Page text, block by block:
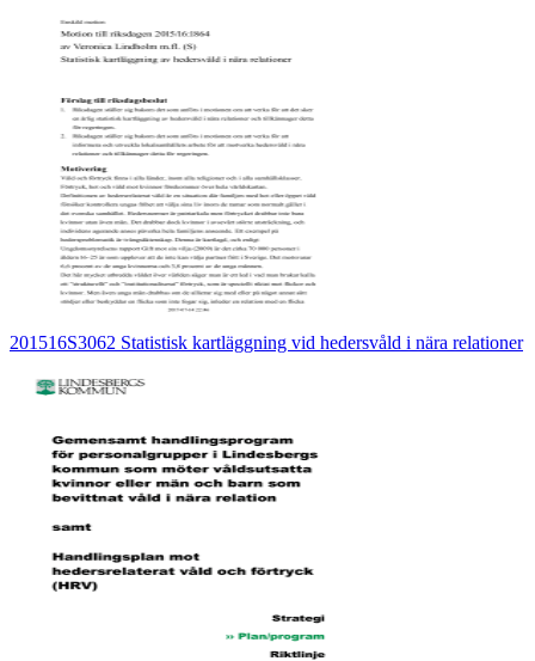
201516S3062 Statistisk kartläggning vid hedersvåld i nära relationer